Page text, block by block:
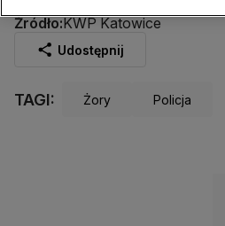
Źródło:KWP Katowice
Udostępnij
TAGI: Żory Policja